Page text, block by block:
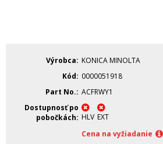
Výrobca
KONICA MINOLTA
Kód
0000051918
Part No. ACFRWY1
Dostupnosť po
pobočkách
HLV EXT
Cena na vyžiadanie